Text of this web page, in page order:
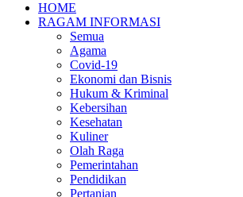
HOME
RAGAM INFORMASI
Semua
Agama
Covid-19
Ekonomi dan Bisnis
Hukum & Kriminal
Kebersihan
Kesehatan
Kuliner
Olah Raga
Pemerintahan
Pendidikan
Pertanian